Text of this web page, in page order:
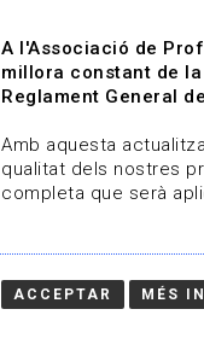
A l'Associació de
millora constant de
Reglament General
Amb aquesta
qualitat dels nostres
completa que serà
ACCEPTAR MÉS